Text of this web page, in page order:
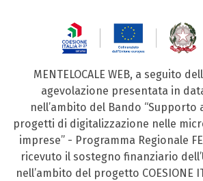
MENTELOCALE WEB, a seguito
agevolazione presentata in
nell’ambito del Bando “Supporto
progetti di digitalizzazione nelle
imprese” - Programma Regionale
ricevuto il sostegno finanziario
nell’ambito del progetto COESIONE